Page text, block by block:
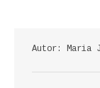
Autor: Maria